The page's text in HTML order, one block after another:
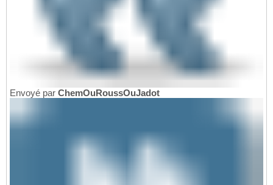
Envoyé par ChemOuRoussOuJadot